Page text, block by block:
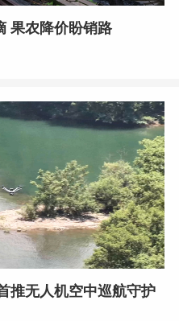
果农降价盼销路
推无人机空中巡航守护